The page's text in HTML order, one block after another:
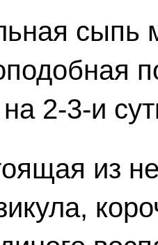
сыпь
2-3-и
из